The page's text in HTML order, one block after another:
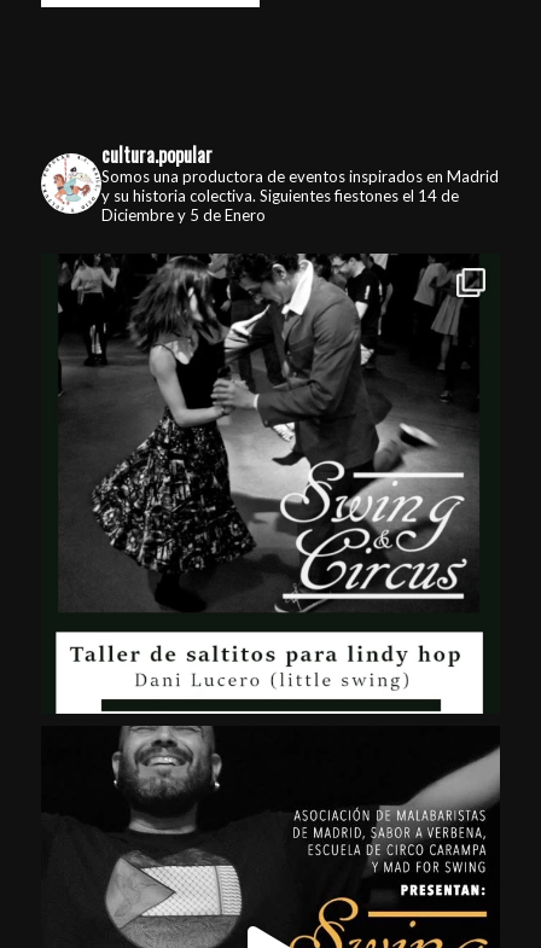
cultura.popular
Somos una productora de eventos inspirados en Madrid
y su historia colectiva. Siguientes fiestones el 14 de
Diciembre y 5 de Enero